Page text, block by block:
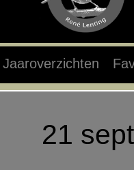
Jaaroverzichten
21